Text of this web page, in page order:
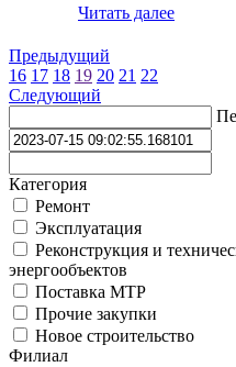
Читать далее
Предыдущий
16 17 18 19 20 21 22
Следующий
Категория
Ремонт
Эксплуатация
Реконструкция и
энергообъектов
Поставка МТР
Прочие закупки
Новое строительство
Филиал